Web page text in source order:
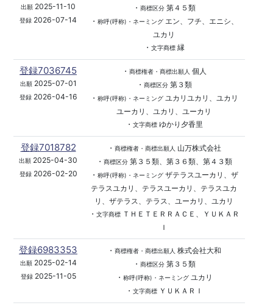
出願 2025-11-10
登録 2026-07-14
・ 商標区分第４５類
・ 称呼(呼称)・ネーミングエン、フチ、エニシ、
ユカリ
・ 文字商標縁
登録7036745
出願2025-07-01
登録2026-04-16
・ 商標権者・商標出願人 個人
・ 商標区分第３類
・ 称呼(呼称)・ネーミングユカリユカリ、ユカリ
ユーカリ、ユカリ、ユーカリ
・ 文字商標ゆかり夕香里
登録7018782
出願 2025-04-30
登録2026-02-20
・ 商標権者・商標出願人
山万株式会社
・ 商標区分第３５類、第３６類、第４３類
・ 称呼(呼称)・ネーミングザテラスユーカリ、ザ
テラスユカリ、テラスユーカリ、テラスユカ
リ、ザテラス、テラス、ユーカリ、ユカリ
・ 文字商標ＴＨＥＴＥＲＲＡＣＥ、ＹＵＫＡＲ
Ｉ
登録6983353
出願2025-02-14
登録2025-11-05
・ 商標権者・商標出願人 株式会社大和
・ 商標区分第３５類
・ 称呼(呼称)・ネーミングユカリ
・ 文字商標ＹＵＫＡＲＩ